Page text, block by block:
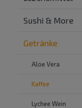
Sushi & More
Getränke
Aloe Vera
Kaffee
Lychee Wein